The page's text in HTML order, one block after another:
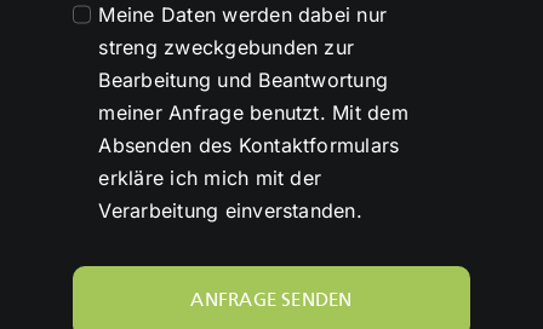
Meine Daten werden dabei nur
streng zweckgebunden zur
Bearbeitung und Beantwortung
meiner Anfrage benutzt. Mit dem
Absenden des Kontaktformulars
erkläre ich mich mit der
Verarbeitung einverstanden.
ANFRAGE SENDEN